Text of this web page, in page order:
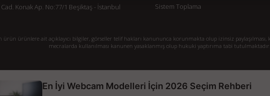
Konak Ap. No:77/1 Beşiktaş - İstanbul
Sistem Toplama
ürünlere ait açıklayıcı bilgiler, görseller telif hakları kanununca korunmakta olup izinsiz paylaşılması,
mecralarda kullanılması kanunen yasaklanmış olup hukuki yaptırıma tabi tutulmaktadır.
En İyi Webcam Modelleri İçin 2026 Seçim Rehberi